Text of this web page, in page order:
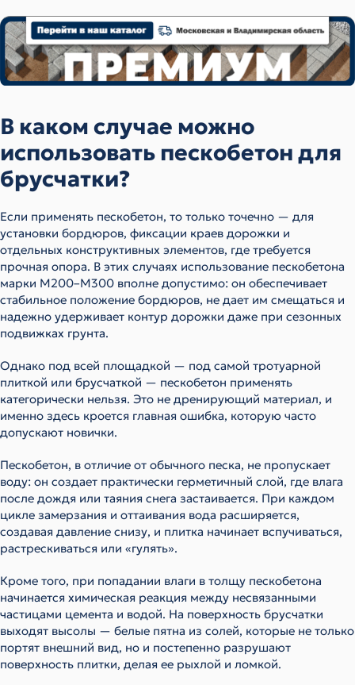
В каком случае можно
использовать пескобетон для
брусчатки?
Если применять пескобетон, то только точечно — для
установки бордюров, фиксации краев дорожки и
отдельных конструктивных элементов, где требуется
прочная опора. В этих случаях использование пескобетона
марки М200–М300 вполне допустимо: он обеспечивает
стабильное положение бордюров, не дает им смещаться и
надежно удерживает контур дорожки даже при сезонных
подвижках грунта.
Однако под всей площадкой — под самой тротуарной
плиткой или брусчаткой — пескобетон применять
категорически нельзя. Это не дренирующий материал, и
именно здесь кроется главная ошибка, которую часто
допускают новички.
Пескобетон, в отличие от обычного песка, не пропускает
воду: он создает практически герметичный слой, где влага
после дождя или таяния снега застаивается. При каждом
цикле замерзания и оттаивания вода расширяется,
создавая давление снизу, и плитка начинает вспучиваться,
растрескиваться или «гулять».
Кроме того, при попадании влаги в толщу пескобетона
начинается химическая реакция между несвязанными
частицами цемента и водой. На поверхность брусчатки
выходят высолы — белые пятна из солей, которые не только
портят внешний вид, но и постепенно разрушают
поверхность плитки, делая ее рыхлой и ломкой.